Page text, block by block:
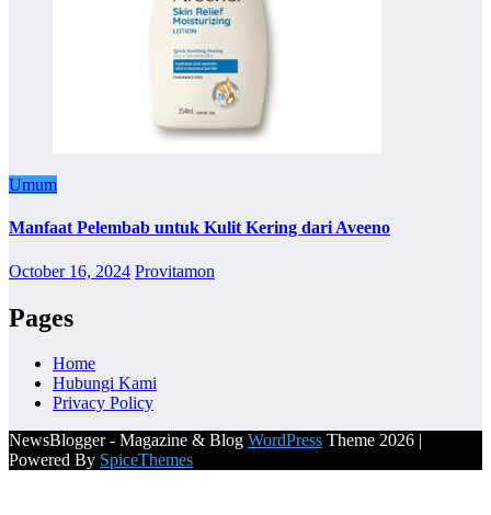
Umum
Manfaat Pelembab untuk Kulit Kering dari Aveeno
October 16, 2024 Provitamon
Pages
Home
Hubungi Kami
Privacy Policy
NewsBlogger - Magazine & Blog WordPress Theme 2026 |
Powered By SpiceThemes